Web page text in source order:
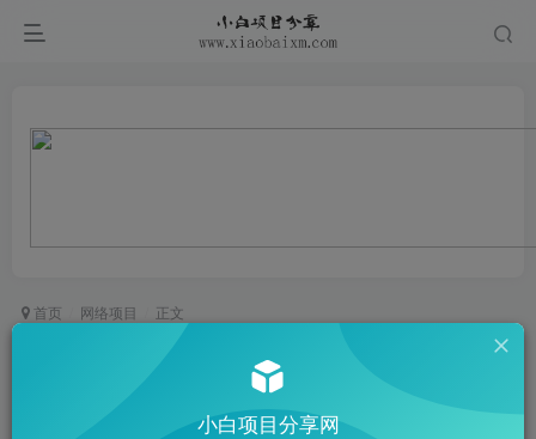
首页 网络项目 正文
高转化玩法，小红书旅游攻略变现，低流量高转
化，几乎零成本，日入2张
小白项目分享网